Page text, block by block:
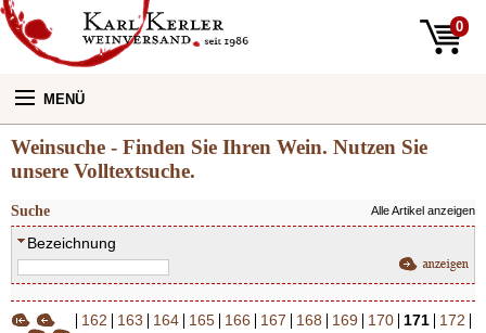
0
MENÜ
Unsere Weine:
Unser Laden:
Newsletter
Weinsuche - Finden Sie Ihren Wein. Nutzen Sie
unsere Volltextsuche.
Suche Alle Artikel anzeigen
Bezeichnung
162 163 164 165 166 167 168 169 170 171 172